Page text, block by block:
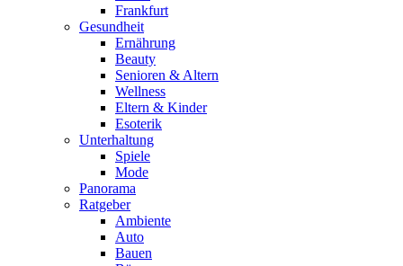
Frankfurt
Gesundheit
Ernährung
Beauty
Senioren & Altern
Wellness
Eltern & Kinder
Esoterik
Unterhaltung
Spiele
Mode
Panorama
Ratgeber
Ambiente
Auto
Bauen